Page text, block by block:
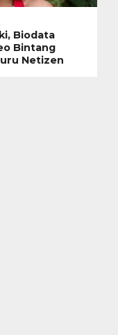
Biodata
Bintang
Netizen